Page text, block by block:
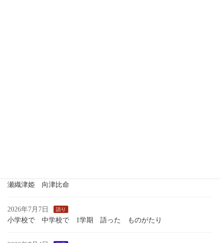
瀬織津姫 向津比命
2026年7月7日 語り
小学校で 中学校で 1学期 語った ものがたり